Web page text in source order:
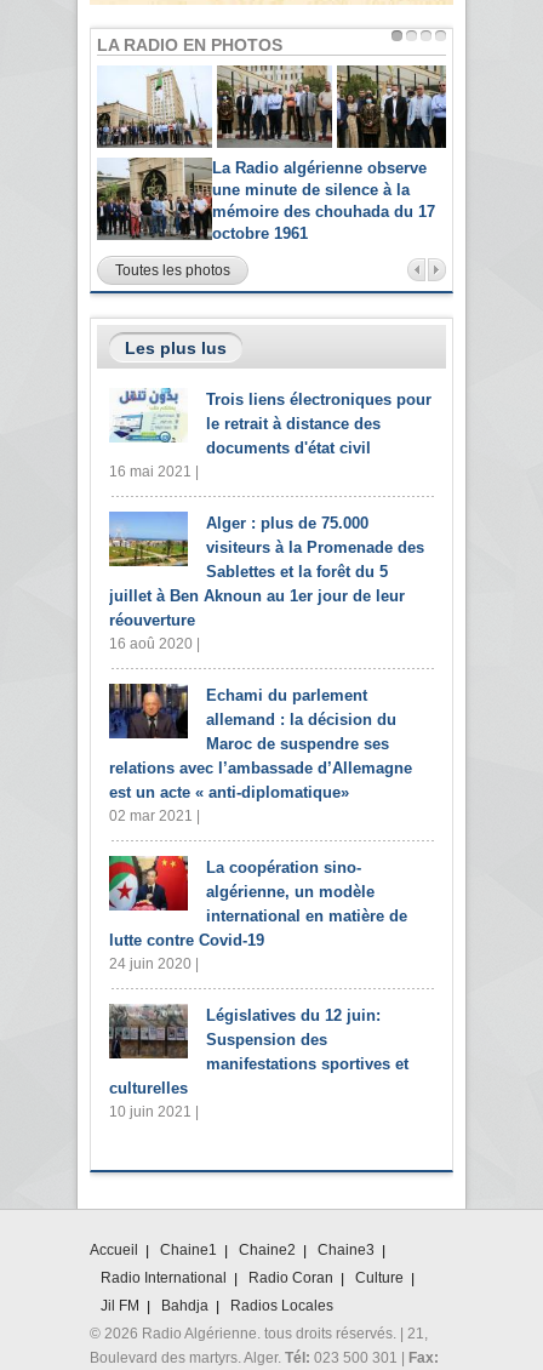
LA RADIO EN PHOTOS
La Radio algérienne observe
une minute de silence à la
mémoire des chouhada du 17
octobre 1961
Toutes les photos
Les plus lus
Trois liens électroniques pour
le retrait à distance des
documents d'état civil
16 mai 2021 |
Alger : plus de 75.000
visiteurs à la Promenade des
Sablettes et la forêt du 5
juillet à Ben Aknoun au 1er jour de leur
réouverture
16 aoû 2020 |
Echami du parlement
allemand : la décision du
Maroc de suspendre ses
relations avec l’ambassade d’Allemagne
est un acte « anti-diplomatique»
02 mar 2021 |
La coopération sino-
algérienne, un modèle
international en matière de
lutte contre Covid-19
24 juin 2020 |
Législatives du 12 juin:
Suspension des
manifestations sportives et
culturelles
10 juin 2021 |
Accueil Chaine1 Chaine2
Chaine3
Radio International
Radio Coran
Culture
Jil FM
Bahdja
Radios Locales
© 2026 Radio Algérienne. tous droits réservés. | 21,
Boulevard des martyrs. Alger. Tél: 023 500 301 | Fax: